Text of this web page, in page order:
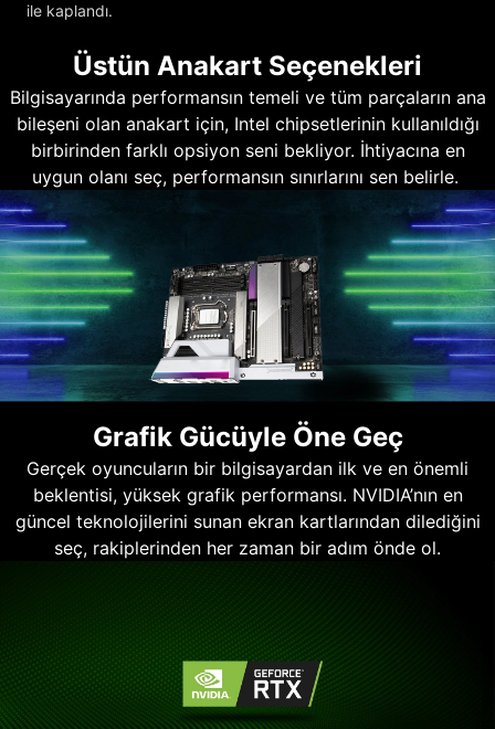
ile kaplandı.
Üstün Anakart Seçenekleri
Bilgisayarında performansın temeli ve tüm parçaların ana
bileşeni olan anakart için, Intel chipsetlerinin kullanıldığı
birbirinden farklı opsiyon seni bekliyor. İhtiyacına en
uygun olanı seç, performansın sınırlarını sen belirle.
Grafik Gücüyle Öne Geç
Gerçek oyuncuların bir bilgisayardan ilk ve en önemli
beklentisi, yüksek grafik performansı. NVIDIA’nın en
güncel teknolojilerini sunan ekran kartlarından dilediğini
seç, rakiplerinden her zaman bir adım önde ol.